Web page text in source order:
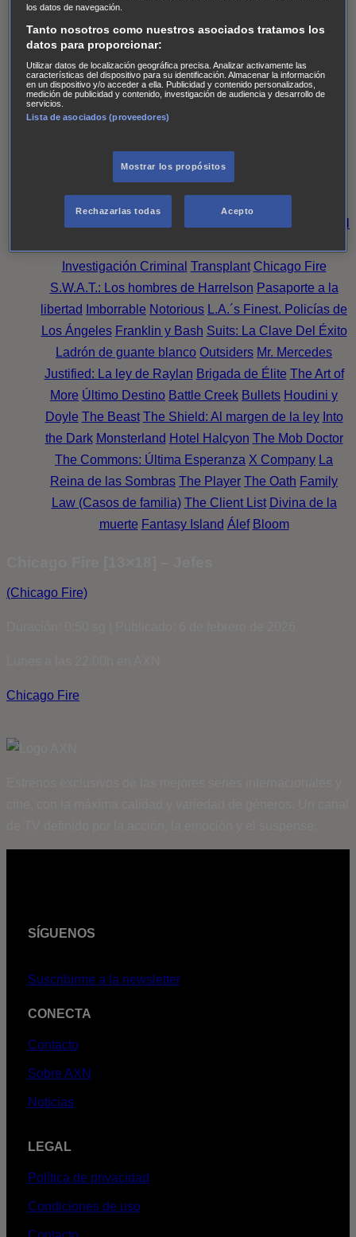
Chicago Fire
de personas desaparecidas Mad Dogs La Sustituta
Ladrón de guante blanco
AXN Masters of Sex Three PinesAccused CarterAlice
Nevers Crossing Lines Einstein Sobrenatural Cómo
defender a un asesino
Reckoning: Ajuste de Cuentas
Wild Bill Mentes Criminales
Investigación Criminal Transplant Chicago Fire
S.W.A.T.: Los hombres de Harrelson Pasaporte a la
libertad
Imborrable Notorious L.A.´s Finest. Policías de
Los Ángeles Franklin y Bash Suits: La Clave Del Éxito
Ladrón de guante blanco Outsiders Mr. Mercedes
Justified: La ley de Raylan Brigada de Élite The Art of
More Último Destino Battle Creek Bullets Houdini y
Doyle The Beast The Shield: Al margen de la ley Into
the Dark Monsterland Hotel Halcyon The Mob Doctor
The Commons: Última Esperanza X Company La
Reina de las Sombras The Player The Oath Family
Law (Casos de familia) The Client List Divina de la
muerte Fantasy Island Álef Bloom
(Chicago Fire)
Chicago Fire
SÍGUENOS
Suscribirme a la newsletter
CONECTA
Contacto
Sobre AXN
Noticias
LEGAL
Política de privacidad
Condiciones de uso
los datos de navegación.
Tanto nosotros como nuestros asociados tratamos los
datos para proporcionar:
Utilizar datos de localización geográfica precisa. Analizar activamente las
características del dispositivo para su identificación. Almacenar la información
en un dispositivo y/o acceder a ella. Publicidad y contenido personalizados,
medición de publicidad y contenido, investigación de audiencia y desarrollo de
servicios.
Lista de asociados (proveedores)
Mostrar los propósitos
Rechazarlas todas Acepto